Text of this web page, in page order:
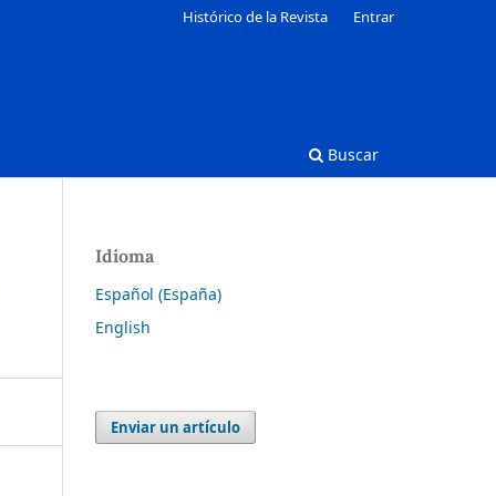
Buscar
Histórico de la Revista Entrar
Idioma
Español (España)
English
Enviar un artículo